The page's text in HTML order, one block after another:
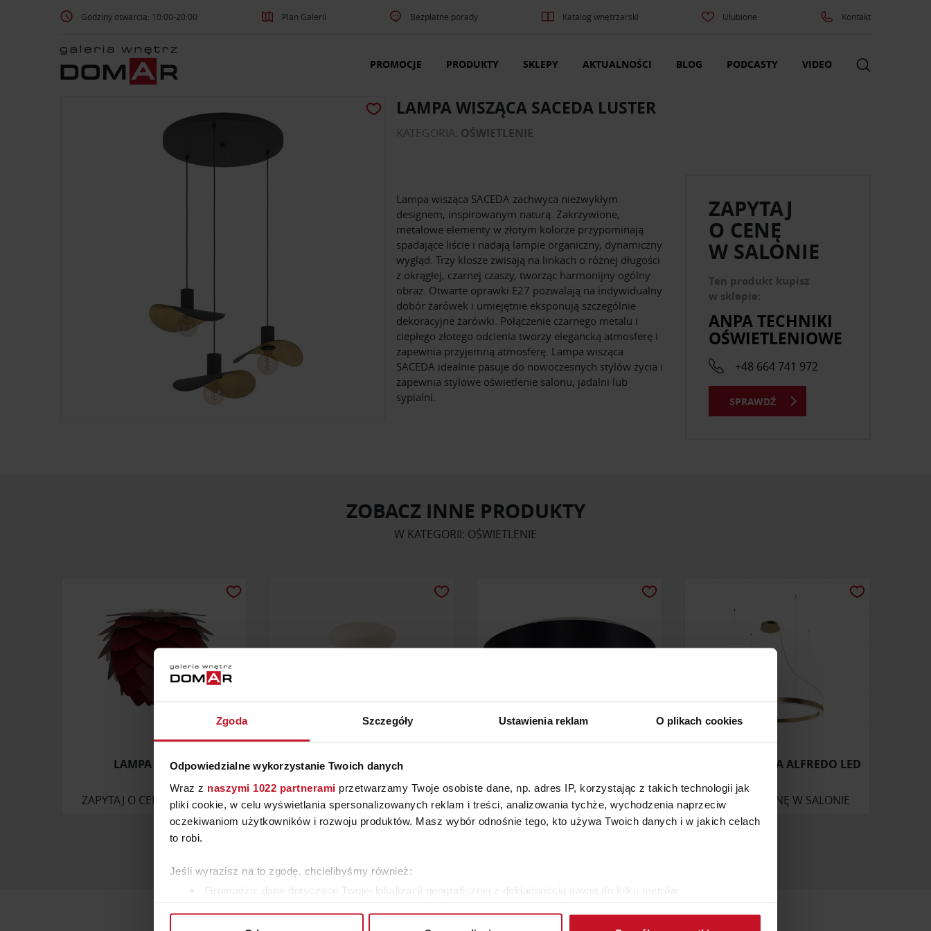
Zgoda Szczegóły Ustawienia reklam O plikach cookies
Odpowiedzialne wykorzystanie Twoich danych
Wraz z naszymi 1022 partnerami przetwarzamy Twoje osobiste dane, np. adres IP, korzystając z takich technologii jak
pliki cookie, w celu wyświetlania spersonalizowanych reklam i treści, analizowania tychże, wychodzenia naprzeciw
oczekiwaniom użytkowników i rozwoju produktów. Masz wybór odnośnie tego, kto używa Twoich danych i w jakich celach
to robi.
Jeśli wyrazisz na to zgodę, chcielibyśmy również:
Gromadzić dane dotyczące Twojej lokalizacji geograficznej z dokładnością nawet do kilku metrów
Godziny otwarcia: 10:00-20:00 Plan Galerii Bezpłatne porady Katalog wnętrzarski Ulubione Kontakt
PROMOCJE PRODUKTY SKLEPY AKTUALNOŚCI BLOG PODCASTY VIDEO
LAMPA WISZĄCA SACEDA LUSTER
KATEGORIA: OŚWIETLENIE
Lampa wisząca SACEDA zachwyca niezwykłym
designem, inspirowanym naturą. Zakrzywione,
metalowe elementy w złotym kolorze przypominają
spadające liście i nadają lampie organiczny, dynamiczny
wygląd. Trzy klosze zwisają na linkach o różnej długości
z okrągłej, czarnej czaszy, tworząc harmonijny ogólny
obraz. Otwarte oprawki E27 pozwalają na indywidualny
dobór żarówek i umiejętnie eksponują szczególnie
dekoracyjne żarówki. Połączenie czarnego metalu i
ciepłego złotego odcienia tworzy elegancką atmosferę i
zapewnia przyjemną atmosferę. Lampa wisząca
SACEDA idealnie pasuje do nowoczesnych stylów życia i
zapewnia stylowe oświetlenie salonu, jadalni lub
sypialni.
ZAPYTAJ
O CENĘ
W SALONIE
Ten produkt kupisz
w sklepie:
ANPA TECHNIKI
OŚWIETLENIOWE
+48 664 741 972
SPRAWDŹ
ZOBACZ INNE PRODUKTY
W KATEGORII: OŚWIETLENIE
LAMPA ALUVIA
ZAPYTAJ O CENĘ W SALONIE
LAMPA STOŁOWA MUSHI
ZAPYTAJ O CENĘ W SALONIE 449,90 ZŁ
LAMPA WISZĄCA ALFREDO LED
ZAPYTAJ O CENĘ W SALONIE